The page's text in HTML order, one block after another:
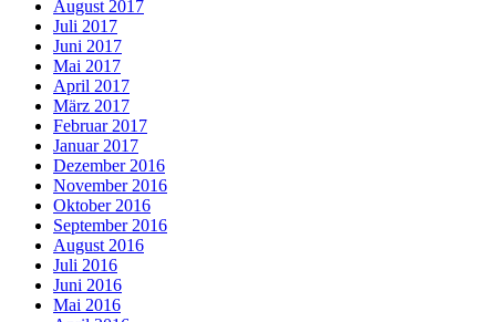
August 2017
Juli 2017
Juni 2017
Mai 2017
April 2017
März 2017
Februar 2017
Januar 2017
Dezember 2016
November 2016
Oktober 2016
September 2016
August 2016
Juli 2016
Juni 2016
Mai 2016